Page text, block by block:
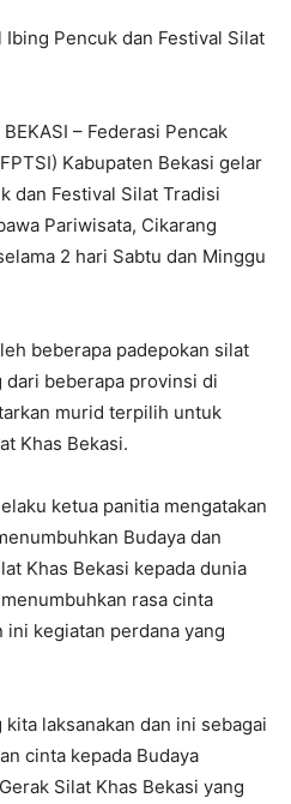
Ibing Pencuk dan Festival Silat
BEKASI – Federasi Pencak
Kabupaten Bekasi gelar
dan Festival Silat Tradisi
Pariwisata, Cikarang
2 hari Sabtu dan Minggu
beberapa padepokan silat
dari beberapa provinsi di
murid terpilih untuk
Khas Bekasi.
ketua panitia mengatakan
Budaya dan
Khas Bekasi kepada dunia
rasa cinta
ini kegiatan perdana yang
laksanakan dan ini sebagai
cinta kepada Budaya
Silat Khas Bekasi yang